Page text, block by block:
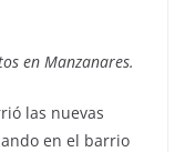
en Manzanares.
las nuevas
en el barrio